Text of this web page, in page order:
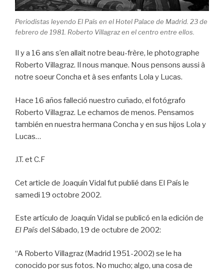
Periodistas leyendo El País en el Hotel Palace de Madrid. 23 de
febrero de 1981. Roberto Villagraz en el centro entre ellos.
Il y a 16 ans s’en allait notre beau-frère, le photographe
Roberto Villagraz. Il nous manque. Nous pensons aussi à
notre soeur Concha et à ses enfants Lola y Lucas.
Hace 16 años falleció nuestro cuñado, el fotógrafo
Roberto Villagraz. Le echamos de menos. Pensamos
también en nuestra hermana Concha y en sus hijos Lola y
Lucas…
J.T. et C.F
Cet article de Joaquín Vidal fut publié dans El País le
samedi 19 octobre 2002.
Este artículo de Joaquín Vidal se publicó en la edición de
El País del Sábado, 19 de octubre de 2002:
“A Roberto Villagraz (Madrid 1951-2002) se le ha
conocido por sus fotos. No mucho; algo, una cosa de